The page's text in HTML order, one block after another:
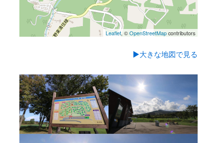
Leaflet, ©OpenStreetMapcontributors
▶大きな地図で見る